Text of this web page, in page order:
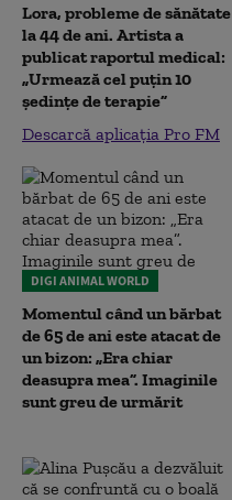
Lora, probleme de sănătate
la 44 de ani. Artista a
publicat raportul medical:
„Urmează cel puțin 10
ședințe de terapie”
Descarcă aplicația Pro FM
DIGI ANIMAL WORLD
Momentul când un bărbat
de 65 de ani este atacat de
un bizon: „Era chiar
deasupra mea”. Imaginile
sunt greu de urmărit